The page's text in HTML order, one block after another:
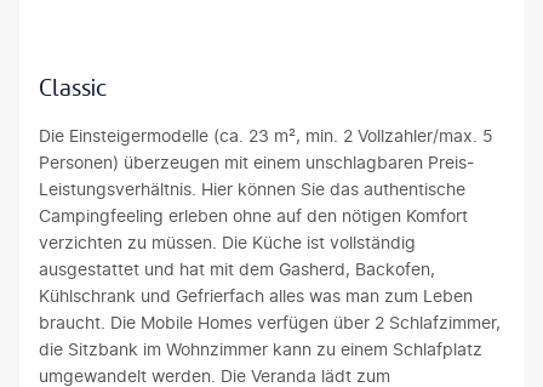
Classic
Die Einsteigermodelle (ca. 23 m², min. 2 Vollzahler/max. 5
Personen) überzeugen mit einem unschlagbaren Preis-
Leistungsverhältnis. Hier können Sie das authentische
Campingfeeling erleben ohne auf den nötigen Komfort
verzichten zu müssen. Die Küche ist vollständig
ausgestattet und hat mit dem Gasherd, Backofen,
Kühlschrank und Gefrierfach alles was man zum Leben
braucht. Die Mobile Homes verfügen über 2 Schlafzimmer,
die Sitzbank im Wohnzimmer kann zu einem Schlafplatz
umgewandelt werden. Die Veranda lädt zum